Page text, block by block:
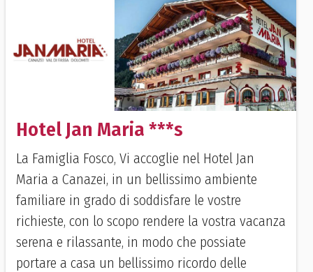
Hotel Jan Maria ***s
La Famiglia Fosco, Vi accoglie nel Hotel Jan
Maria a Canazei, in un bellissimo ambiente
familiare in grado di soddisfare le vostre
richieste, con lo scopo rendere la vostra vacanza
serena e rilassante, in modo che possiate
portare a casa un bellissimo ricordo delle